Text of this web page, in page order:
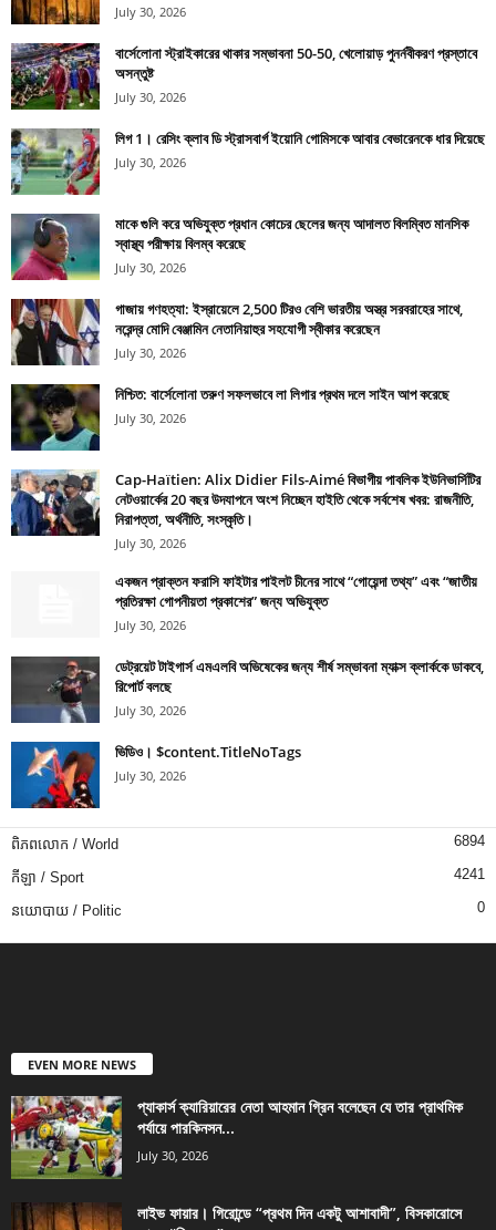
July 30, 2026
বার্সেলোনা স্ট্রাইকারের থাকার সম্ভাবনা 50-50, খেলোয়াড় পুনর্নবীকরণ প্রস্তাবে
অসন্তুষ্ট
July 30, 2026
লিগ 1। রেসিং ক্লাব ডি স্ট্রাসবার্গ ইয়োনি গোমিসকে আবার বেভারেনকে ধার দিয়েছে
July 30, 2026
মাকে গুলি করে অভিযুক্ত প্রধান কোচের ছেলের জন্য আদালত বিলম্বিত মানসিক
স্বাস্থ্য পরীক্ষায় বিলম্ব করেছে
July 30, 2026
গাজায় গণহত্যা: ইস্রায়েলে 2,500 টিরও বেশি ভারতীয় অস্ত্র সরবরাহের সাথে,
নরেন্দ্র মোদি বেঞ্জামিন নেতানিয়াহুর সহযোগী স্বীকার করেছেন
July 30, 2026
নিশ্চিত: বার্সেলোনা তরুণ সফলভাবে লা লিগার প্রথম দলে সাইন আপ করেছে
July 30, 2026
Cap-Haïtien: Alix Didier Fils-Aimé বিভাগীয় পাবলিক ইউনিভার্সিটির
নেটওয়ার্কের 20 বছর উদযাপনে অংশ নিচ্ছেন হাইতি থেকে সর্বশেষ খবর: রাজনীতি,
নিরাপত্তা, অর্থনীতি, সংস্কৃতি।
July 30, 2026
একজন প্রাক্তন ফরাসি ফাইটার পাইলট চীনের সাথে “গোয়েন্দা তথ্য” এবং “জাতীয়
প্রতিরক্ষা গোপনীয়তা প্রকাশের” জন্য অভিযুক্ত
July 30, 2026
ডেট্রয়েট টাইগার্স এমএলবি অভিষেকের জন্য শীর্ষ সম্ভাবনা ম্যাক্স ক্লার্ককে ডাকবে,
রিপোর্ট বলছে
July 30, 2026
ভিডিও। $content.TitleNoTags
July 30, 2026
ពិភពលោក / World 6894
កីឡា / Sport 4241
នយោបាយ / Politic 0
EVEN MORE NEWS
প্যাকার্স ক্যারিয়ারের নেতা আহমান গ্রিন বলেছেন যে তার প্রাথমিক
পর্যায়ে পারকিনসন...
July 30, 2026
লাইভ ফায়ার। গিরোন্ডে “প্রথম দিন একটু আশাবাদী”, বিসকারোসে